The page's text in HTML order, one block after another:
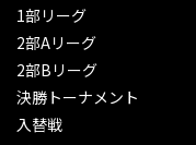
1部リーグ
2部Aリーグ
2部Bリーグ
決勝トーナメント
入替戦